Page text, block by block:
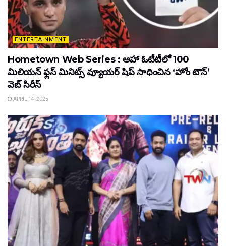
ENTERTAINMENT
Hometown Web Series : ఆహా ఓటీటీలో 100
మిలియన్ ఫ్లస్ మినిట్స్ వ్యూయర్ షిప్ సాధించిన ‘హోం టౌన్’
వెబ్ సిరీస్
APRIL 14, 2025